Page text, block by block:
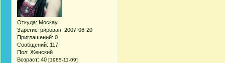
Откуда: Москау
Зарегистрирован: 2007-06-20
Приглашений: 0
Сообщений: 117
Пол: Женский
Возраст: 40 [1985-11-09]